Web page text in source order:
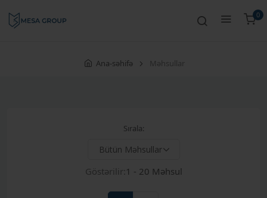
0
Ana-səhifə Məhsullar
Sırala:
Göstərilir: 1 - 20 Məhsul